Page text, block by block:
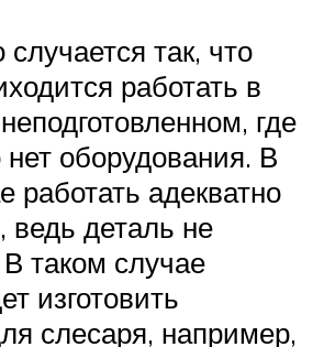
так, что
работать в
где
оборудования. В
работать адекватно
ведь деталь не
таком случае
изготовить
слесаря, например,